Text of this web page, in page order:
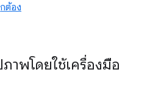
ต้อง
าพโดยใช้เครื่องมือ